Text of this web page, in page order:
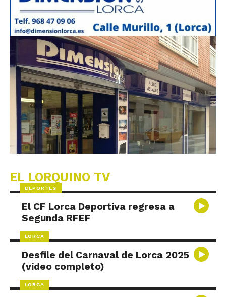
EL LORQUINO TV
DEPORTES
El CF Lorca Deportiva regresa a
Segunda RFEF
LORCA
Desfile del Carnaval de Lorca 2025
(vídeo completo)
LORCA